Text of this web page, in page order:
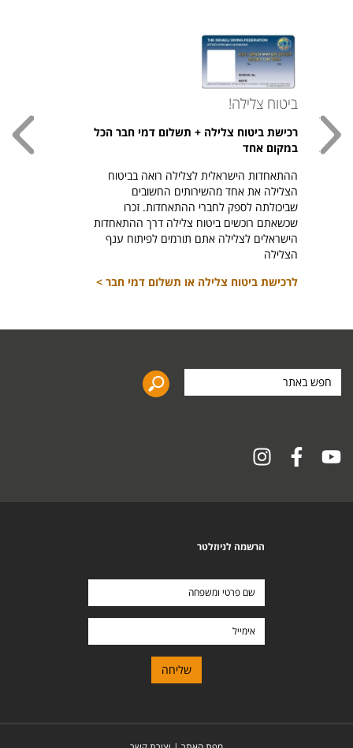
ביטוח צלילה!
רכישת ביטוח צלילה + תשלום דמי חבר הכל
במקום אחד
ההתאחדות הישראלית לצלילה רואה בביטוח
הצלילה את אחד מהשירותים החשובים
שביכולתה לספק לחברי ההתאחדות. זכרו
שכשאתם רוכשים ביטוח צלילה דרך ההתאחדות
הישראלים לצלילה אתם תורמים לפיתוח ענף
הצלילה
לרכישת ביטוח צלילה או תשלום דמי חבר >
באתר
הרשמה לניוזלטר